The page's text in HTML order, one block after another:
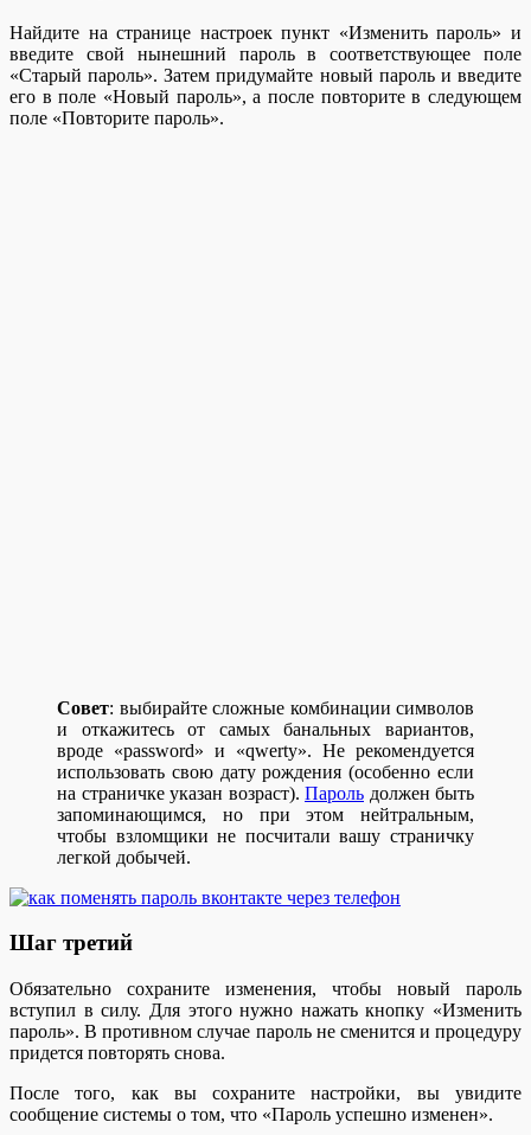
Найдите на странице настроек пункт «Изменить пароль» и
введите свой нынешний пароль в соответствующее поле
«Старый пароль». Затем придумайте новый пароль и введите
его в поле «Новый пароль», а после повторите в следующем
поле «Повторите пароль».
Совет: выбирайте сложные комбинации символов
и откажитесь от самых банальных вариантов,
вроде «password» и «qwerty». Не рекомендуется
использовать свою дату рождения (особенно если
на страничке указан возраст). Пароль должен быть
запоминающимся, но при этом нейтральным,
чтобы взломщики не посчитали вашу страничку
легкой добычей.
Шаг третий
Обязательно сохраните изменения, чтобы новый пароль
вступил в силу. Для этого нужно нажать кнопку «Изменить
пароль». В противном случае пароль не сменится и процедуру
придется повторять снова.
После того, как вы сохраните настройки, вы увидите
сообщение системы о том, что «Пароль успешно изменен».